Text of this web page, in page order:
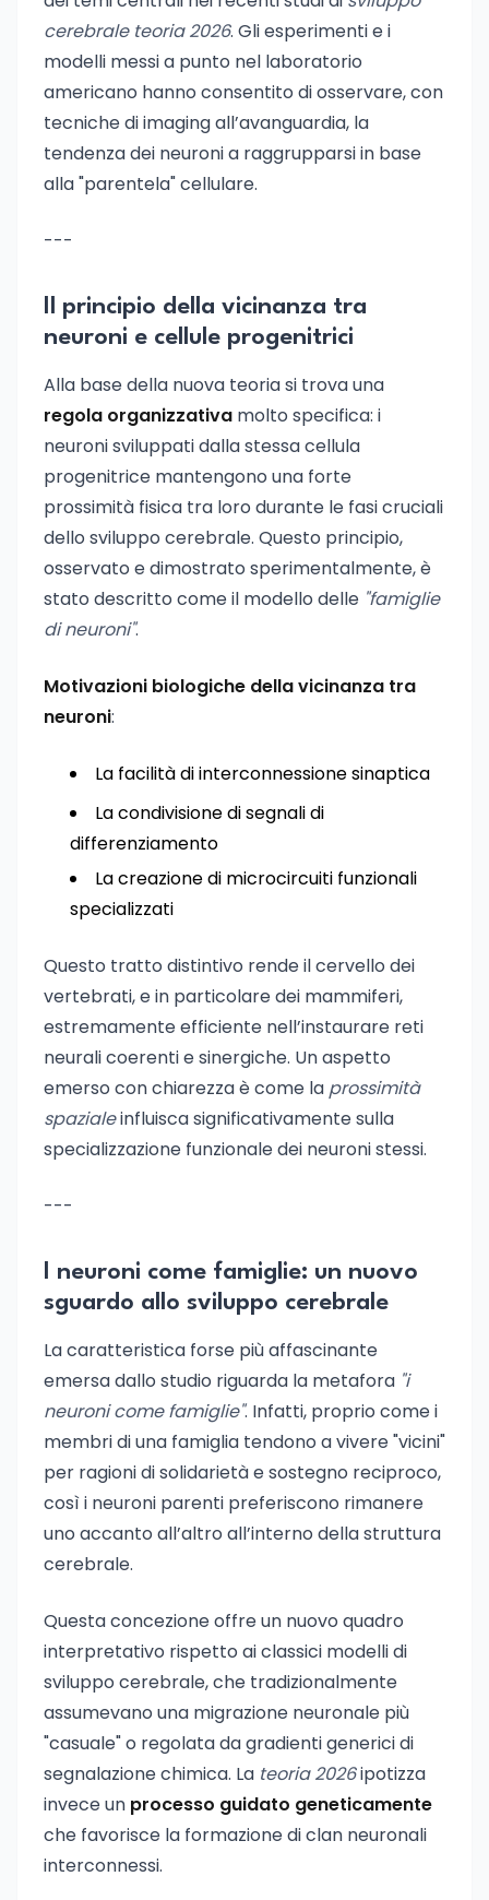
cerebrale teoria 2026. Gli esperimenti e i
modelli messi a punto nel laboratorio
americano hanno consentito di osservare, con
tecniche di imaging all’avanguardia, la
tendenza dei neuroni a raggrupparsi in base
alla "parentela" cellulare.
---
Il principio della vicinanza tra
neuroni e cellule progenitrici
Alla base della nuova teoria si trova una
regola organizzativa molto specifica: i
neuroni sviluppati dalla stessa cellula
progenitrice mantengono una forte
prossimità fisica tra loro durante le fasi cruciali
dello sviluppo cerebrale. Questo principio,
osservato e dimostrato sperimentalmente, è
stato descritto come il modello delle "famiglie
di neuroni".
Motivazioni biologiche della vicinanza tra
neuroni:
La facilità di interconnessione sinaptica
La condivisione di segnali di
differenziamento
La creazione di microcircuiti funzionali
specializzati
Questo tratto distintivo rende il cervello dei
vertebrati, e in particolare dei mammiferi,
estremamente efficiente nell’instaurare reti
neurali coerenti e sinergiche. Un aspetto
emerso con chiarezza è come la prossimità
spazialeinfluisca significativamente sulla
specializzazione funzionale dei neuroni stessi.
---
I neuroni come famiglie: un nuovo
sguardo allo sviluppo cerebrale
La caratteristica forse più affascinante
emersa dallo studio riguarda la metafora "i
neuroni come famiglie". Infatti, proprio come i
membri di una famiglia tendono a vivere "vicini"
per ragioni di solidarietà e sostegno reciproco,
così i neuroni parenti preferiscono rimanere
uno accanto all’altro all’interno della struttura
cerebrale.
Questa concezione offre un nuovo quadro
interpretativo rispetto ai classici modelli di
sviluppo cerebrale, che tradizionalmente
assumevano una migrazione neuronale più
"casuale" o regolata da gradienti generici di
segnalazione chimica. La teoria 2026ipotizza
invece un processo guidato geneticamente
che favorisce la formazione di clan neuronali
interconnessi.